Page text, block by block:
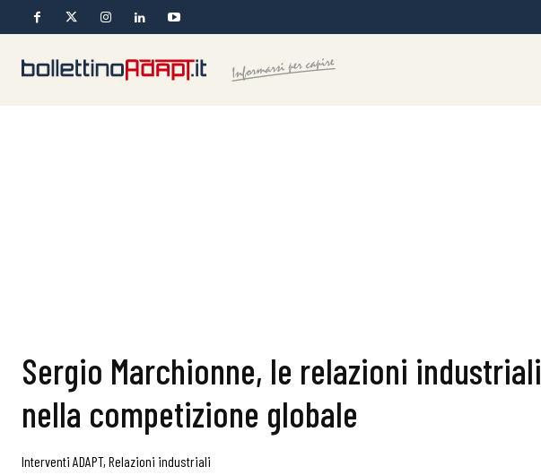
Sergio Marchionne, le relazioni industriali
nella competizione globale
Interventi ADAPT, Relazioni industriali